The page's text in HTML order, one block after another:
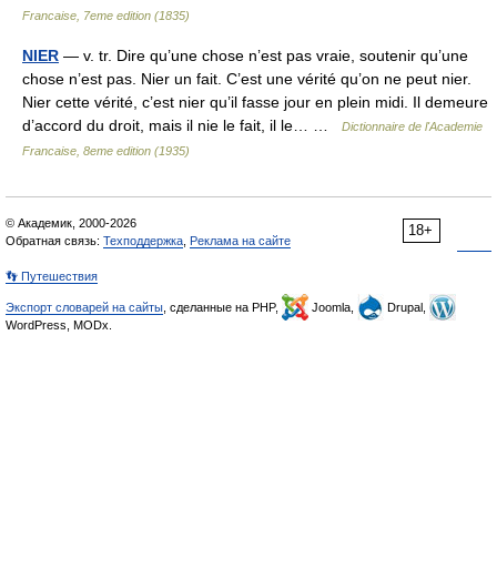
Francaise, 7eme edition (1835)
NIER — v. tr. Dire qu’une chose n’est pas vraie, soutenir qu’une
chose n’est pas. Nier un fait. C’est une vérité qu’on ne peut nier.
Nier cette vérité, c’est nier qu’il fasse jour en plein midi. Il demeure
d’accord du droit, mais il nie le fait, il le… …
Dictionnaire de l'Academie
Francaise, 8eme edition (1935)
18+
© Академик, 2000-2026
Обратная связь: Техподдержка Реклама на сайте
👣 Путешествия
Экспорт словарей на сайты , сделанные на PHP, Joomla,
Drupal,
WordPress, MODx.